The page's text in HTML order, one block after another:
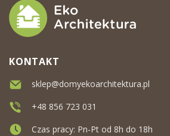
KONTAKT
sklep@domyekoarchitektura.pl
+48 856 723 031
Czas pracy: Pn-Pt od 8h do 18h